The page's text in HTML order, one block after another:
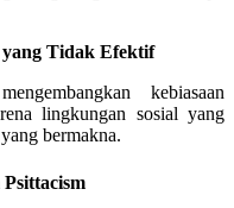
yang Tidak Efektif
kebiasaan
lingkungan sosial yang
bermakna.